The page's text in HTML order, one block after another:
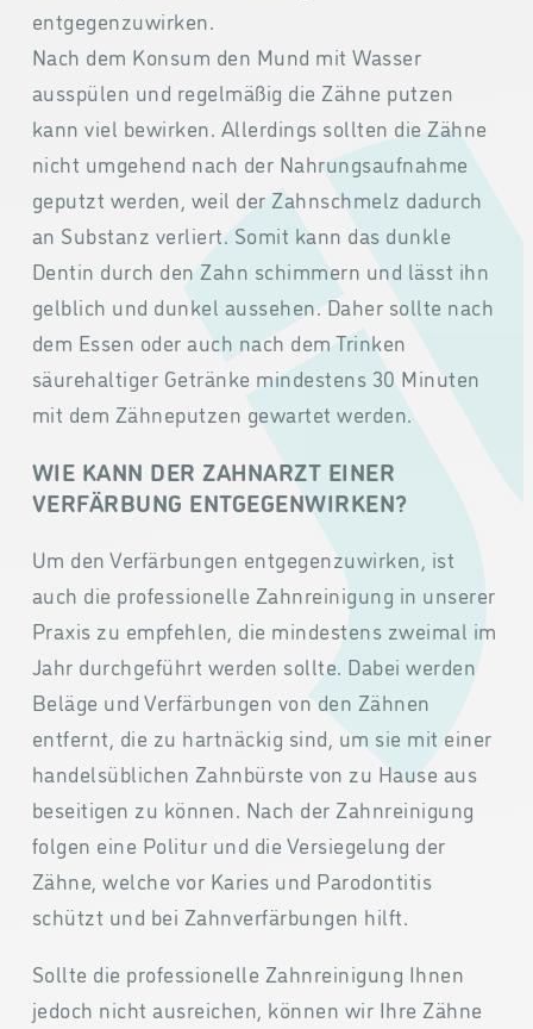
entgegenzuwirken.
Nach dem Konsum den Mund mit Wasser
ausspülen und regelmäßig die Zähne putzen
kann viel bewirken. Allerdings sollten die Zähne
nicht umgehend nach der Nahrungsaufnahme
geputzt werden, weil der Zahnschmelz dadurch
an Substanz verliert. Somit kann das dunkle
Dentin durch den Zahn schimmern und lässt ihn
gelblich und dunkel aussehen. Daher sollte nach
dem Essen oder auch nach dem Trinken
säurehaltiger Getränke mindestens 30 Minuten
mit dem Zähneputzen gewartet werden.
WIE KANN DER ZAHNARZT EINER
VERFÄRBUNG ENTGEGENWIRKEN?
Um den Verfärbungen entgegenzuwirken, ist
auch die professionelle Zahnreinigung in unserer
Praxis zu empfehlen, die mindestens zweimal im
Jahr durchgeführt werden sollte. Dabei werden
Beläge und Verfärbungen von den Zähnen
entfernt, die zu hartnäckig sind, um sie mit einer
handelsüblichen Zahnbürste von zu Hause aus
beseitigen zu können. Nach der Zahnreinigung
folgen eine Politur und die Versiegelung der
Zähne, welche vor Karies und Parodontitis
schützt und bei Zahnverfärbungen hilft.
Sollte die professionelle Zahnreinigung Ihnen
jedoch nicht ausreichen, können wir Ihre Zähne